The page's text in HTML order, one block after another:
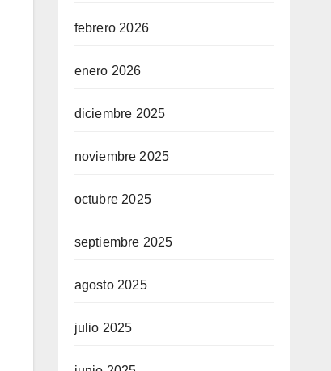
febrero 2026
enero 2026
diciembre 2025
noviembre 2025
octubre 2025
septiembre 2025
agosto 2025
julio 2025